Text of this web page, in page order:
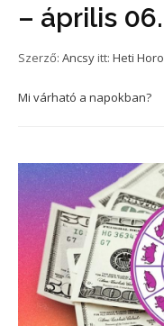
– április
Szerző: Ancsy itt: Heti
Mi várható a napokban?